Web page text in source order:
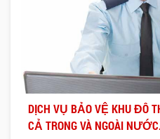
DỊCH VỤ BẢO VỆ KHU ĐÔ
CẢ TRONG VÀ NGOÀI